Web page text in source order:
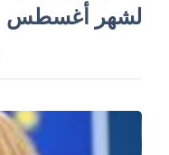
لشهر أغسطس